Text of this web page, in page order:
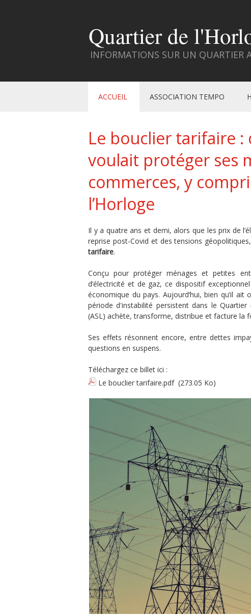
Quartier de
INFORMATIONS SUR UN QUARTIER
ACCUEIL ASSOCIATION TEMPO
Le bouclier tarifaire :
voulait protéger ses
commerces, y
l’Horloge
Il y a quatre ans et demi, alors que les prix de
reprise post-Covid et des tensions
tarifaire.
Conçu pour protéger ménages et petites
d’électricité et de gaz, ce dispositif
économique du pays. Aujourd’hui, bien qu’il
période d'instabilité persistent dans le
(ASL) achète, transforme, distribue et facture la
Ses effets résonnent encore, entre dettes
questions en suspens.
Téléchargez ce billet ici :
Le bouclier tarifaire.pdf (273.05 Ko)